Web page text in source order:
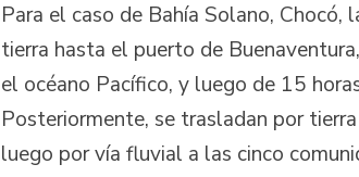
Para el caso de Bahía Solano,
tierra hasta el puerto de
el océano Pacífico, y luego de 15
Posteriormente, se trasladan por
luego por vía fluvial a las cinco